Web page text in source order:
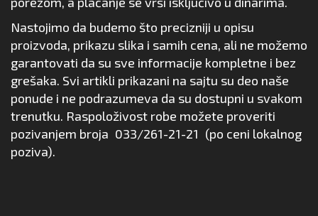
Nastojimo da budemo što precizniji u opisu
proizvoda, prikazu slika i samih cena, ali ne možemo
garantovati da su sve informacije kompletne i bez
grešaka. Svi artikli prikazani na sajtu su deo naše
ponude i ne podrazumeva da su dostupni u svakom
trenutku. Raspoloživost robe možete proveriti
pozivanjem broja 033/261-21-21 (po ceni lokalnog
poziva).